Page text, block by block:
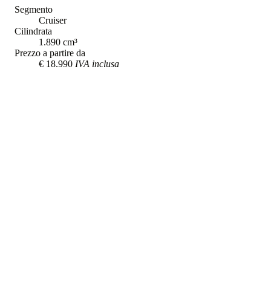
Segmento
Cruiser
Cilindrata
1.890 cm³
Prezzo a partire da
€ 18.990 IVA inclusa